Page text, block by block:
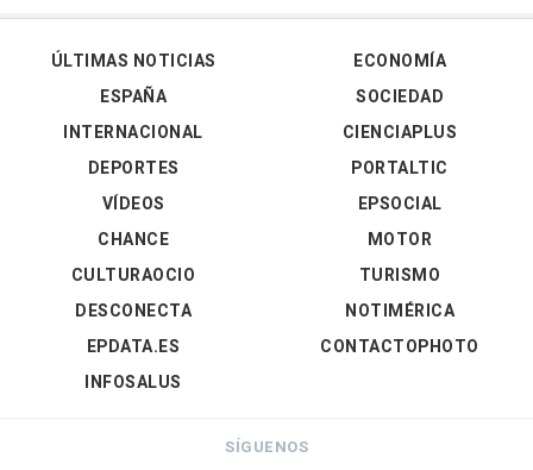
ÚLTIMAS NOTICIAS
ESPAÑA
INTERNACIONAL
DEPORTES
VÍDEOS
ECONOMÍA
SOCIEDAD
CIENCIAPLUS
PORTALTIC
EPSOCIAL
CHANCE
CULTURAOCIO
DESCONECTA
EPDATA.ES
INFOSALUS
MOTOR
TURISMO
NOTIMÉRICA
CONTACTOPHOTO
SÍGUENOS